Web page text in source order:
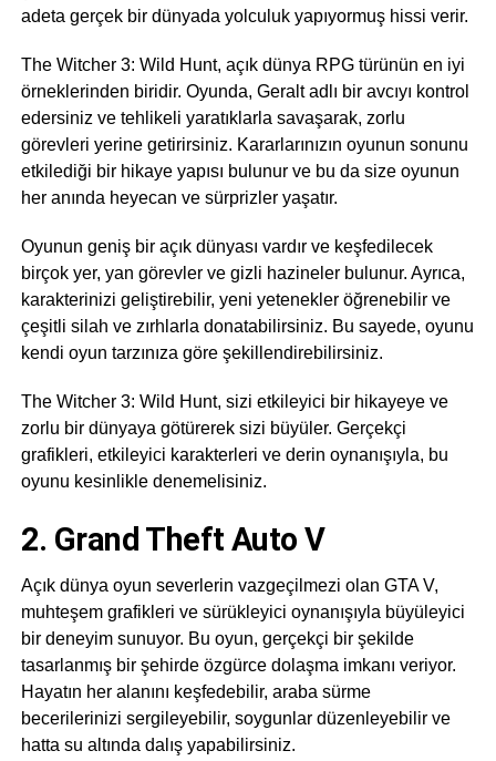
adeta gerçek bir dünyada yolculuk yapıyormuş hissi verir.
The Witcher 3: Wild Hunt, açık dünya RPG türünün en iyi
örneklerinden biridir. Oyunda, Geralt adlı bir avcıyı kontrol
edersiniz ve tehlikeli yaratıklarla savaşarak, zorlu
görevleri yerine getirirsiniz. Kararlarınızın oyunun sonunu
etkilediği bir hikaye yapısı bulunur ve bu da size oyunun
her anında heyecan ve sürprizler yaşatır.
Oyunun geniş bir açık dünyası vardır ve keşfedilecek
birçok yer, yan görevler ve gizli hazineler bulunur. Ayrıca,
karakterinizi geliştirebilir, yeni yetenekler öğrenebilir ve
çeşitli silah ve zırhlarla donatabilirsiniz. Bu sayede, oyunu
kendi oyun tarzınıza göre şekillendirebilirsiniz.
The Witcher 3: Wild Hunt, sizi etkileyici bir hikayeye ve
zorlu bir dünyaya götürerek sizi büyüler. Gerçekçi
grafikleri, etkileyici karakterleri ve derin oynanışıyla, bu
oyunu kesinlikle denemelisiniz.
2. Grand Theft Auto V
Açık dünya oyun severlerin vazgeçilmezi olan GTA V,
muhteşem grafikleri ve sürükleyici oynanışıyla büyüleyici
bir deneyim sunuyor. Bu oyun, gerçekçi bir şekilde
tasarlanmış bir şehirde özgürce dolaşma imkanı veriyor.
Hayatın her alanını keşfedebilir, araba sürme
becerilerinizi sergileyebilir, soygunlar düzenleyebilir ve
hatta su altında dalış yapabilirsiniz.